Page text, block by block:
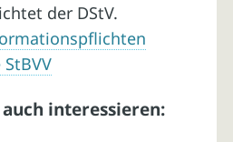
der DStV.
interessieren: